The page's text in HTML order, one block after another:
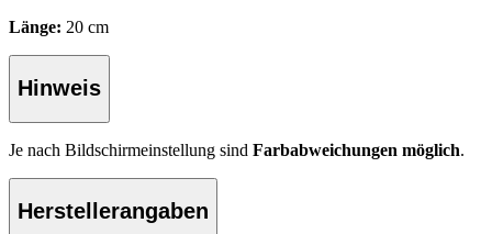
Länge: 20 cm
Hinweis
Je nach Bildschirmeinstellung sind Farbabweichungen möglich.
Herstellerangaben